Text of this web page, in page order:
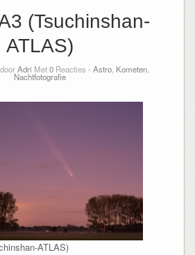
(Tsuchinshan-
ATLAS)
Adri Met0Reacties - Astro, Kometen,
Nachtfotografie
ATLAS)